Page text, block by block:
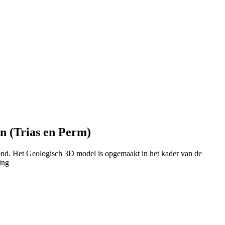
(Trias en Perm)
Het Geologisch 3D model is opgemaakt in het kader van de